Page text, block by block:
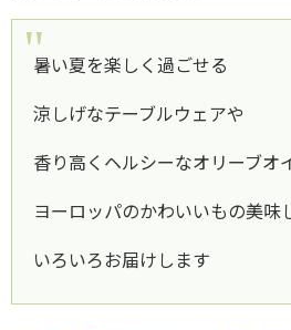
暑い夏を楽しく過ごせる
涼しげなテーブルウェアや
香り高くヘルシーなオリーブオ
ヨーロッパのかわいいもの美味
いろいろお届けします